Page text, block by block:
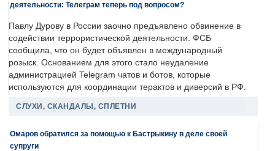
деятельности: Телеграм теперь под вопросом?
Павлу Дурову в России заочно предъявлено обвинение в
содействии террористической деятельности. ФСБ
сообщила, что он будет объявлен в международный
розыск. Основанием для этого стало неудаление
администрацией Telegram чатов и ботов, которые
используются для координации терактов и диверсий в РФ.
СЛУХИ, СКАНДАЛЫ, СПЛЕТНИ
Омаров обратился за помощью к Бастрыкину в деле своей
супруги